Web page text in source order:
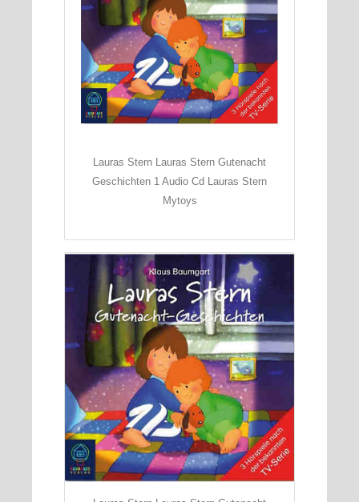
Lauras Stern Lauras Stern Gutenacht
Geschichten 1 Audio Cd Lauras Stern
Mytoys